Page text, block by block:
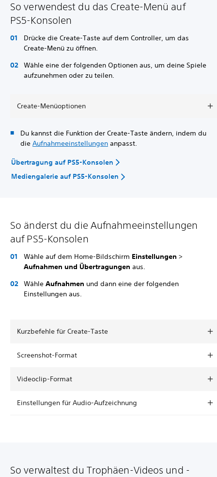
So verwendest du das Create-Menü auf
PS5-Konsolen
Drücke die Create-Taste auf dem Controller, um das
Create-Menü zu öffnen.
Wähle eine der folgenden Optionen aus, um deine Spiele
aufzunehmen oder zu teilen.
Create-Menüoptionen
Du kannst die Funktion der Create-Taste ändern, indem du
die Aufnahmeeinstellungen anpasst.
Übertragung auf PS5-Konsolen
Mediengalerie auf PS5-Konsolen
So änderst du die Aufnahmeeinstellungen
auf PS5-Konsolen
Wähle auf dem Home-Bildschirm Einstellungen >
Aufnahmen und Übertragungen aus.
Wähle Aufnahmen und dann eine der folgenden
Einstellungen aus.
Kurzbefehle für Create-Taste
Screenshot-Format
Videoclip-Format
Einstellungen für Audio-Aufzeichnung
So verwaltest du Trophäen-Videos und -